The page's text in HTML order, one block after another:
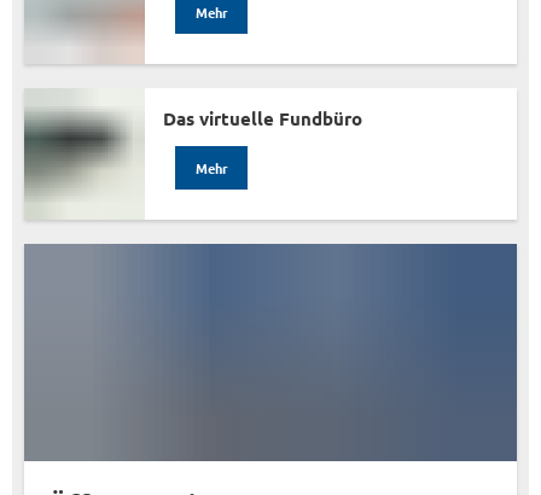
Mehr
Das virtuelle Fundbüro
Mehr